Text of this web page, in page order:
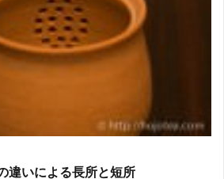
違いによる長所と短所